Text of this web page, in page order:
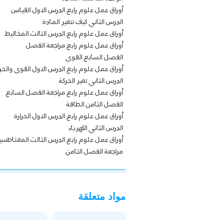
أوراق عمل علوم رابع الدرس الاول القياس
الدرس الثاني كيف تتغير المادة
أوراق عمل علوم رابع الدرس الثالث المخاليط
أوراق عمل علوم رابع مراجعة الفصل
الفصل السابع القوى
أوراق عمل علوم رابع الدرس الاول القوى
الدرس الثاني تغير الحركة
أوراق عمل علوم رابع مراجعة الفصل السابع
الفصل الثامن الطاقة
أوراق عمل علوم رابع الدرس الاول الحرارة
الدرس الثاني الكهرباء
أوراق عمل علوم رابع الدرس الثالث
مراجعة الفصل الثامن
مواد متعلقة